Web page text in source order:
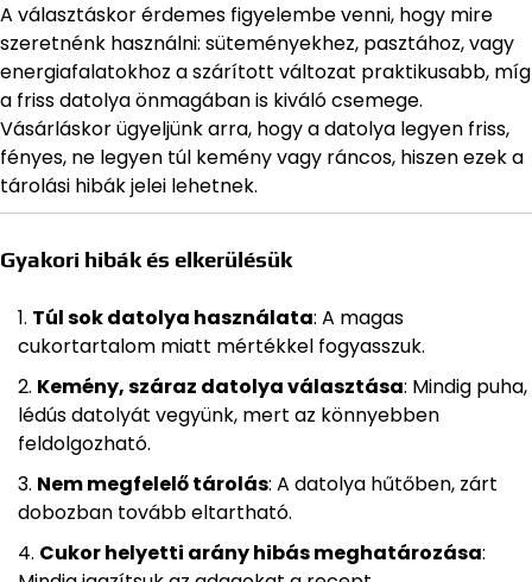
A választáskor érdemes figyelembe venni, hogy mire
szeretnénk használni: süteményekhez, pasztához, vagy
energiafalatokhoz a szárított változat praktikusabb, míg
a friss datolya önmagában is kiváló csemege.
Vásárláskor ügyeljünk arra, hogy a datolya legyen friss,
fényes, ne legyen túl kemény vagy ráncos, hiszen ezek a
tárolási hibák jelei lehetnek.
Gyakori hibák és elkerülésük
Túl sok datolya használata: A magas
cukortartalom miatt mértékkel fogyasszuk.
Kemény, száraz datolya választása: Mindig puha,
lédús datolyát vegyünk, mert az könnyebben
feldolgozható.
Nem megfelelő tárolás: A datolya hűtőben, zárt
dobozban tovább eltartható.
Cukor helyetti arány hibás meghatározása: